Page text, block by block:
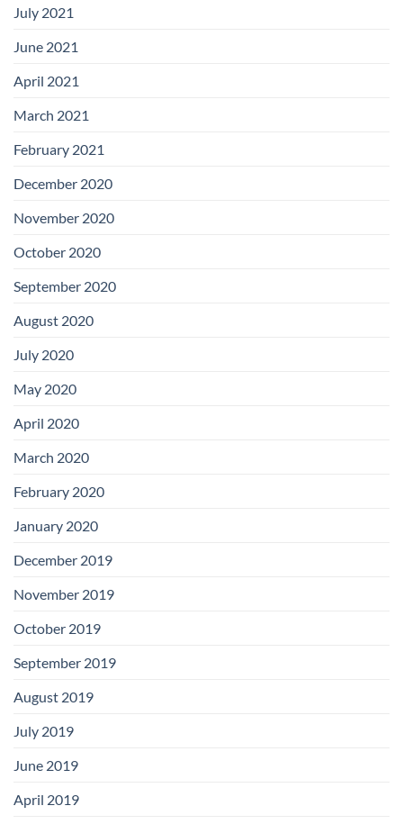
July 2021
June 2021
April 2021
March 2021
February 2021
December 2020
November 2020
October 2020
September 2020
August 2020
July 2020
May 2020
April 2020
March 2020
February 2020
January 2020
December 2019
November 2019
October 2019
September 2019
August 2019
July 2019
June 2019
April 2019